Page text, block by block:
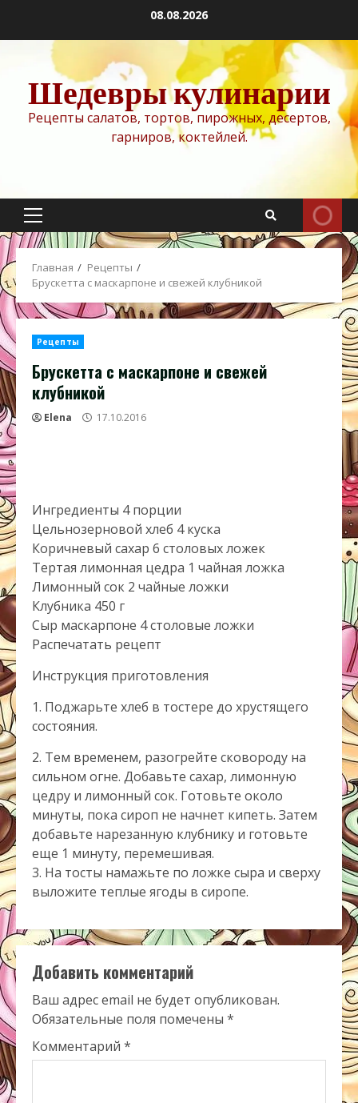
содержимому
08.08.2026
Шедевры кулинарии
Рецепты салатов, тортов, пирожных, десертов,
гарниров, коктейлей.
Основное
меню
Главная
Рецепты
Брускетта с маскарпоне и свежей клубникой
Рецепты
Брускетта с маскарпоне и свежей
клубникой
Elena 17.10.2016
Ингредиенты 4 порции
Цельнозерновой хлеб 4 куска
Коричневый сахар 6 столовых ложек
Тертая лимонная цедра 1 чайная ложка
Лимонный сок 2 чайные ложки
Клубника 450 г
Сыр маскарпоне 4 столовые ложки
Распечатать рецепт
Инструкция приготовления
1. Поджарьте хлеб в тостере до хрустящего
состояния.
2. Тем временем, разогрейте сковороду на
сильном огне. Добавьте сахар, лимонную
цедру и лимонный сок. Готовьте около
минуты, пока сироп не начнет кипеть. Затем
добавьте нарезанную клубнику и готовьте
еще 1 минуту, перемешивая.
3. На тосты намажьте по ложке сыра и сверху
выложите теплые ягоды в сиропе.
Добавить комментарий
Ваш адрес email не будет опубликован.
Обязательные поля помечены *
Комментарий *